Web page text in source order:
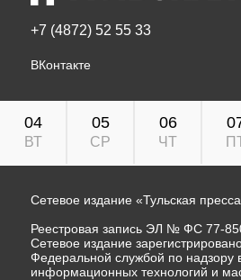
+7 (4872) 52 55 33
ВКонтакте
04
ВТ
05
СР
06
ЧТ
Сетевое издание «Тульская
Реестровая запись ЭЛ № ФС 77-
Сетевое издание
Федеральной службой по надзору
информационных технологий и